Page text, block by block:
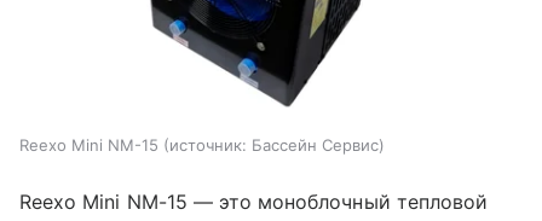
Reexo Mini NM-15 источник: Бассейн Сервис
Reexo Mini NM-15 — это моноблочный тепловой